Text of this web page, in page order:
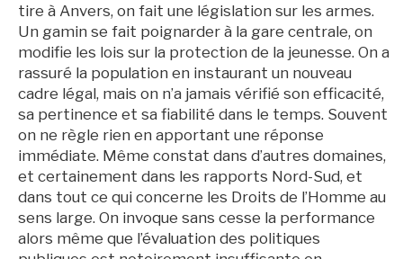
tire à Anvers, on fait une législation sur les armes.
Un gamin se fait poignarder à la gare centrale, on
modifie les lois sur la protection de la jeunesse. On a
rassuré la population en instaurant un nouveau
cadre légal, mais on n’a jamais vérifié son efficacité,
sa pertinence et sa fiabilité dans le temps. Souvent
on ne règle rien en apportant une réponse
immédiate. Même constat dans d’autres domaines,
et certainement dans les rapports Nord-Sud, et
dans tout ce qui concerne les Droits de l’Homme au
sens large. On invoque sans cesse la performance
alors même que l’évaluation des politiques